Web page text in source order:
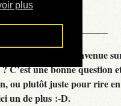
plus
souhaite la bienvenue
une bonne question
ou plutôt juste pour rire
un de plus :-D.